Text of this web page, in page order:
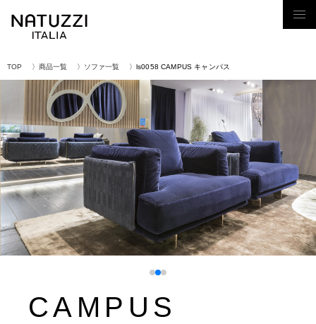
TOP 商品一覧 ソファ一覧 ls0058 CAMPUS キャンパス
CAMPUS